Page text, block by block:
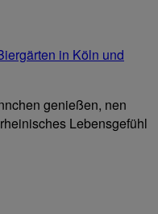
in Köln und
genießen, nen
Lebensgefühl